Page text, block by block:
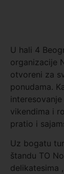
U hali 4
organizacije
otvoreni za
ponudama.
vikendima i
pratio i
Uz bogatu
štandu TO
delikatesima